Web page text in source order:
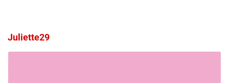
Juliette29